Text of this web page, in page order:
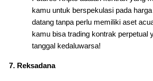
kamu untuk berspekulasi pada
datang tanpa perlu memiliki aset
kamu bisa trading kontrak perpetual
tanggal kedaluwarsa!
Reksadana